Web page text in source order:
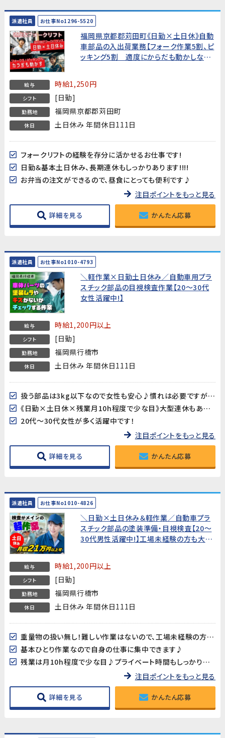
派遣社員 お仕事No1296-5520
福岡県京都郡苅田町《日勤×土日休》自動
車部品の入出荷業務【フォーク作業5割、ピ
ッキング5割 適度にからだも動かしなが
給与 時給1,250円
シフト [日勤]
勤務地 福岡県京都郡苅田町
休日 土日休み 年間休日111日
フォークリフトの経験を存分に活かせるお仕事です!
日勤＆基本土日休み、長期連休もしっかりあります!!!!
お弁当の注文ができるので、昼食にとっても便利です♪
注目ポイントをもっと見る
詳細を見る かんたん応募
派遣社員 お仕事No1010-4793
＼軽作業×日勤土日休み／自動車用プラ
スチック部品の目視検査作業【20～30代
女性活躍中!】
給与 時給1,200円以上
シフト [日勤]
勤務地 福岡県行橋市
休日 土日休み 年間休日111日
扱う部品は3kg以下なので女性も安心♪慣れは必要ですが工場未経験の方も始めやすい御仕事です！
《日勤×土日休×残業月10h程度で少な目》大型連休もあるのでプライベートの予定も立て易い♪
20代～30代女性が多く活躍中です！
注目ポイントをもっと見る
詳細を見る かんたん応募
派遣社員 お仕事No1010-4826
＼日勤×土日休み＆軽作業／自動車プラ
スチック部品の塗装準備・目視検査【20～
30代男性活躍中!】工場未経験の方も大歓
給与 時給1,200円以上
シフト [日勤]
勤務地 福岡県行橋市
休日 土日休み 年間休日111日
重量物の扱い無し！難しい作業はないので、工場未経験の方も始めやすい御仕事です！
基本ひとり作業なので自身の仕事に集中できます♪
残業は月10h程度で少な目♪プライベート時間もしっかり確保！
注目ポイントをもっと見る
詳細を見る かんたん応募